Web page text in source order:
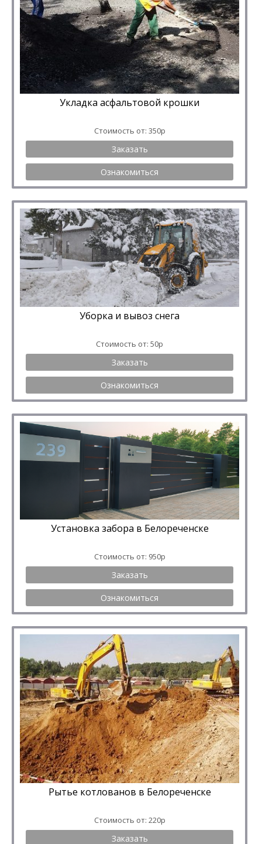
Укладка асфальтовой крошки
Стоимость от: 350р
Заказать
Ознакомиться
Уборка и вывоз снега
Стоимость от: 50р
Заказать
Ознакомиться
Установка забора в Белореченске
Стоимость от: 950р
Заказать
Ознакомиться
Рытье котлованов в Белореченске
Стоимость от: 220р
Заказать